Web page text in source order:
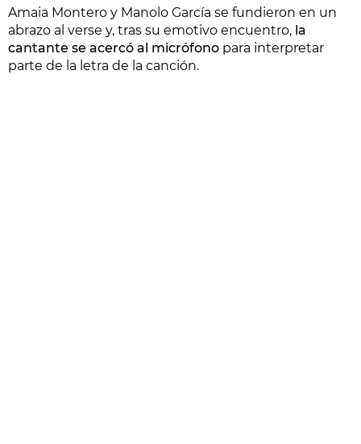
Amaia Montero y Manolo García se fundieron en un
abrazo al verse y, tras su emotivo encuentro, la
cantante se acercó al micrófono para interpretar
parte de la letra de la canción.